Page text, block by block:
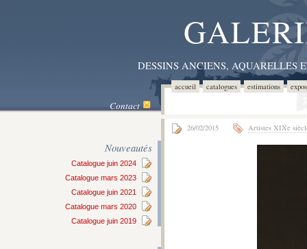
DESSINS ANCIENS,
accueil catalogues estimations
Contact
Nouveautés
Catalogue juin 2024
Catalogue mars 2023
Catalogue juin 2021
Catalogue mars 2020
Catalogue juin 2019
26/02/2015 Artistes XIXe